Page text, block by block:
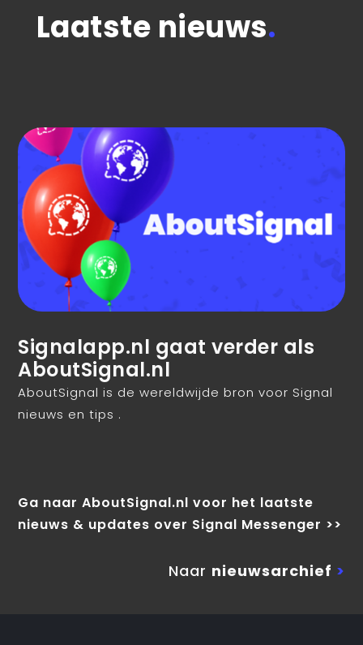
Laatste nieuws.
Signalapp.nl gaat verder als
AboutSignal.nl
AboutSignal is de wereldwijde bron voor Signal
nieuws en tips .
Ga naar AboutSignal.nl voor het laatste
nieuws & updates over Signal Messenger >>
Naar nieuwsarchief >